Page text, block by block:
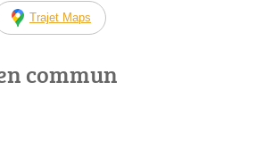
Trajet Maps
commun